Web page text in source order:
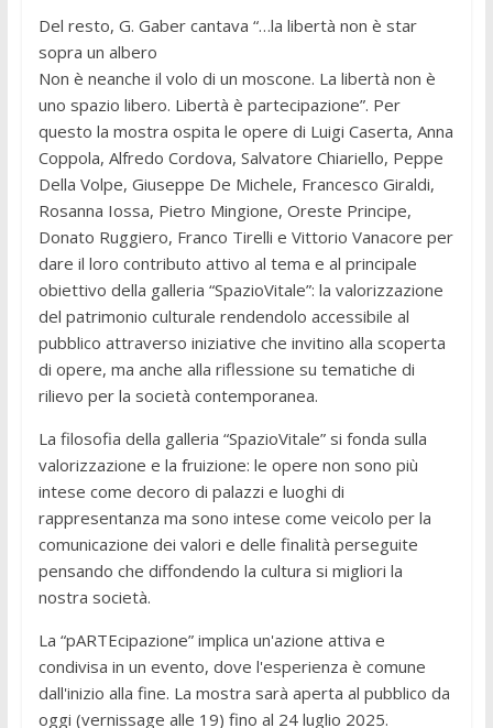
Del resto, G. Gaber cantava “…la libertà non è star
sopra un albero
Non è neanche il volo di un moscone. La libertà non è
uno spazio libero. Libertà è partecipazione”. Per
questo la mostra ospita le opere di Luigi Caserta, Anna
Coppola, Alfredo Cordova, Salvatore Chiariello, Peppe
Della Volpe, Giuseppe De Michele, Francesco Giraldi,
Rosanna Iossa, Pietro Mingione, Oreste Principe,
Donato Ruggiero, Franco Tirelli e Vittorio Vanacore per
dare il loro contributo attivo al tema e al principale
obiettivo della galleria “SpazioVitale”: la valorizzazione
del patrimonio culturale rendendolo accessibile al
pubblico attraverso iniziative che invitino alla scoperta
di opere, ma anche alla riflessione su tematiche di
rilievo per la società contemporanea.
La filosofia della galleria “SpazioVitale” si fonda sulla
valorizzazione e la fruizione: le opere non sono più
intese come decoro di palazzi e luoghi di
rappresentanza ma sono intese come veicolo per la
comunicazione dei valori e delle finalità perseguite
pensando che diffondendo la cultura si migliori la
nostra società.
La “pARTEcipazione” implica un'azione attiva e
condivisa in un evento, dove l'esperienza è comune
dall'inizio alla fine. La mostra sarà aperta al pubblico da
oggi (vernissage alle 19) fino al 24 luglio 2025.